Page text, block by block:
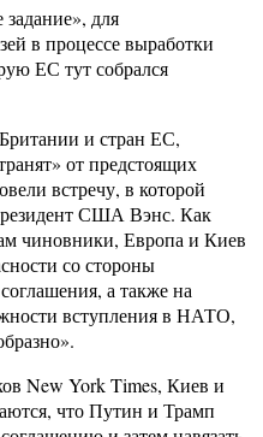
для
в процессе выработки
ЕС тут собрался
и стран ЕС,
от предстоящих
встречу, в которой
США Вэнс. Как
чиновники, Европа и Киев
со стороны
а также на
вступления в НАТО,
New York Times, Киев и
что Путин и Трамп